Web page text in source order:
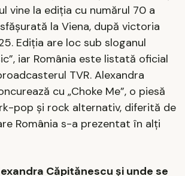
vine la ediția cu numărul 70 a
la Viena, după victoria
Ediția are loc sub sloganul
iar România este listată oficial
TVR. Alexandra
cu „Choke Me”, o piesă
pop și rock alternativ, diferită de
România s-a prezentat în alți
Căpitănescu și unde se